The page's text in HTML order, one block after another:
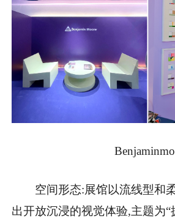
空间形态:展馆以流线型和
出开放沉浸的视觉体验,主题为